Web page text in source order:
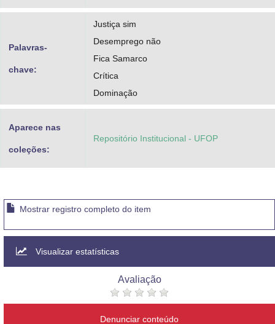
Palavras-
chave:
Justiça sim
Desemprego não
Fica Samarco
Crítica
Dominação
Aparece nas
coleções:
Repositório Institucional - UFOP
Mostrar registro completo do item
Visualizar estatísticas
Avaliação
Denunciar conteúdo